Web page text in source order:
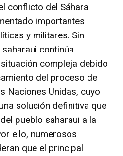
conflicto del Sáhara
importantes
y militares. Sin
continúa
compleja debido
del proceso de
Naciones Unidas, cuyo
solución definitiva que
pueblo saharaui a la
ello, numerosos
que el principal